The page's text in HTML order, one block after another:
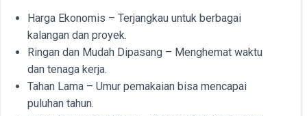
Harga Ekonomis – Terjangkau untuk berbagai
kalangan dan proyek.
Ringan dan Mudah Dipasang – Menghemat waktu
dan tenaga kerja.
Tahan Lama – Umur pemakaian bisa mencapai
puluhan tahun.